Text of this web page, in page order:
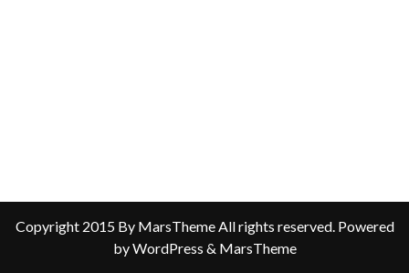
Copyright 2015 By MarsTheme All rights reserved. Powered
by WordPress & MarsTheme